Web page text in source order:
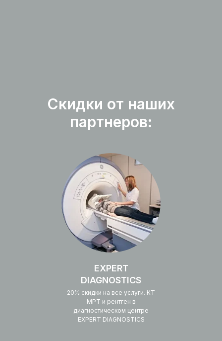
Скидки от наших
партнеров:
EXPERT
DIAGNOSTICS
20% скидки на все услуги. КТ
МРТ и рентген в
диагностическом центре
EXPERT DIAGNOSTICS